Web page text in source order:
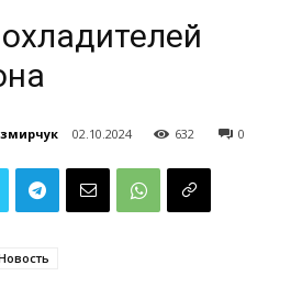
02.10.2024 0
632